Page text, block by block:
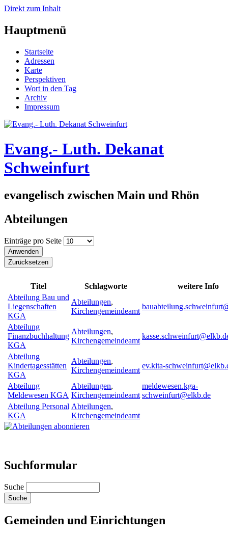
Direkt zum Inhalt
Hauptmenü
Startseite
Adressen
Karte
Perspektiven
Wort in den Tag
Archiv
Impressum
Evang.- Luth. Dekanat
Schweinfurt
evangelisch zwischen Main und Rhön
Abteilungen
Einträge pro Seite
Titel Schlagworte
weitere Info
Abteilung Bau und
Liegenschaften
KGA
Abteilungen,
Kirchengemeindeamt
Abteilung
Finanzbuchhaltung
KGA
Abteilungen,
Kirchengemeindeamt
Abteilung
Kindertagesstätten
KGA
Abteilungen,
Kirchengemeindeamt
ev.kita-
Abteilung
Meldewesen KGA
Abteilungen,
Kirchengemeindeamt
meldewesen.kga-
schweinfurt@elkb.de
Abteilung Personal
KGA
Abteilungen,
Kirchengemeindeamt
Suchformular
Suche
Gemeinden und Einrichtungen